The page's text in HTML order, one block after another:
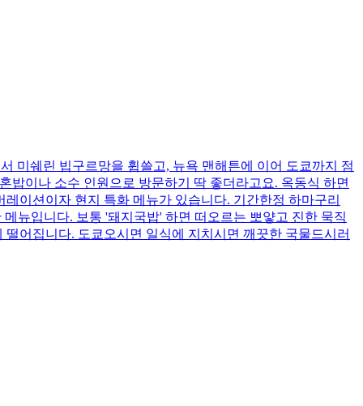
미쉐린 빕구르망을 휩쓸고, 뉴욕 맨해튼에 이어 도쿄까지 점
밥이나 소수 인원으로 방문하기 딱 좋더라고요. 옥동식 하면
이션이자 현지 특화 메뉴가 있습니다. 기간한정 하마구리
뉴입니다. 보통 '돼지국밥' 하면 떠오르는 뽀얗고 진한 묵직
어집니다. 도쿄오시면 일식에 지치시면 깨끗한 국물드시러